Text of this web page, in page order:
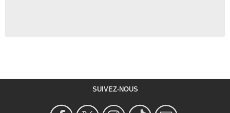
SUIVEZ-NOUS